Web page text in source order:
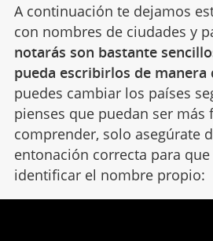
A continuación te dejamos
con nombres de ciudades y
notarás son bastante
pueda escribirlos de manera
puedes cambiar los países
pienses que puedan ser más
comprender, solo asegúrate
entonación correcta para
identificar el nombre propio: